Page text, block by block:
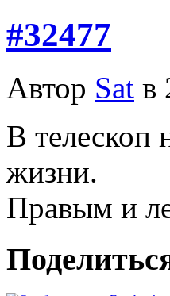
#32477
Автор Sat в
В телескоп
жизни.
Правым и